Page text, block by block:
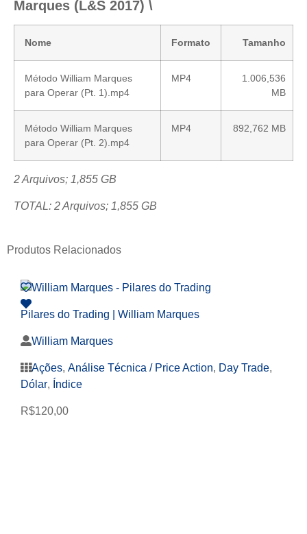
Marques (L&S 2017) \
Nome Formato Tamanho
Método William Marques
para Operar (Pt. 1).mp4
MP4
1.006,536
MB
Método William Marques
para Operar (Pt. 2).mp4
MP4 892,762 MB
2 Arquivos; 1,855 GB
TOTAL: 2 Arquivos; 1,855 GB
Produtos Relacionados
Pilares do Trading | William Marques
William Marques
Ações, Análise Técnica / Price Action, Day Trade,
Dólar, Índice
R$120,00